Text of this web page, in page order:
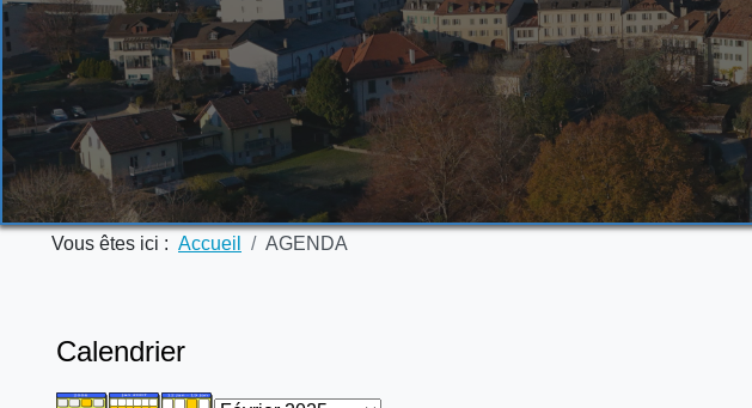
Vous êtes ici : Accueil AGENDA
Calendrier